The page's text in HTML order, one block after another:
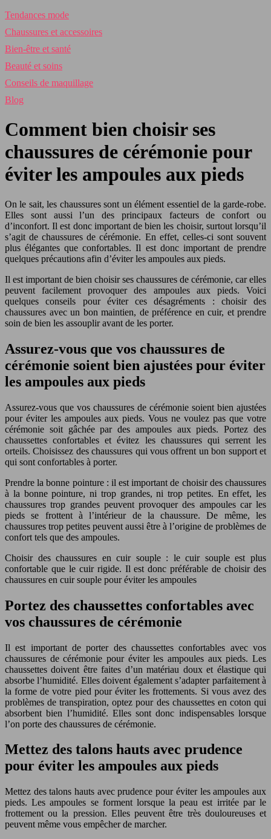
Tendances mode
Chaussures et accessoires
Bien-être et santé
Beauté et soins
Conseils de maquillage
Blog
Comment bien choisir ses
chaussures de cérémonie pour
éviter les ampoules aux pieds
On le sait, les chaussures sont un élément essentiel de la garde-robe.
Elles sont aussi l’un des principaux facteurs de confort ou
d’inconfort. Il est donc important de bien les choisir, surtout lorsqu’il
s’agit de chaussures de cérémonie. En effet, celles-ci sont souvent
plus élégantes que confortables. Il est donc important de prendre
quelques précautions afin d’éviter les ampoules aux pieds.
Il est important de bien choisir ses chaussures de cérémonie, car elles
peuvent facilement provoquer des ampoules aux pieds. Voici
quelques conseils pour éviter ces désagréments : choisir des
chaussures avec un bon maintien, de préférence en cuir, et prendre
soin de bien les assouplir avant de les porter.
Assurez-vous que vos chaussures de
cérémonie soient bien ajustées pour éviter
les ampoules aux pieds
Assurez-vous que vos chaussures de cérémonie soient bien ajustées
pour éviter les ampoules aux pieds. Vous ne voulez pas que votre
cérémonie soit gâchée par des ampoules aux pieds. Portez des
chaussettes confortables et évitez les chaussures qui serrent les
orteils. Choisissez des chaussures qui vous offrent un bon support et
qui sont confortables à porter.
Prendre la bonne pointure : il est important de choisir des chaussures
à la bonne pointure, ni trop grandes, ni trop petites. En effet, les
chaussures trop grandes peuvent provoquer des ampoules car les
pieds se frottent à l’intérieur de la chaussure. De même, les
chaussures trop petites peuvent aussi être à l’origine de problèmes de
confort tels que des ampoules.
Choisir des chaussures en cuir souple : le cuir souple est plus
confortable que le cuir rigide. Il est donc préférable de choisir des
chaussures en cuir souple pour éviter les ampoules
Portez des chaussettes confortables avec
vos chaussures de cérémonie
Il est important de porter des chaussettes confortables avec vos
chaussures de cérémonie pour éviter les ampoules aux pieds. Les
chaussettes doivent être faites d’un matériau doux et élastique qui
absorbe l’humidité. Elles doivent également s’adapter parfaitement à
la forme de votre pied pour éviter les frottements. Si vous avez des
problèmes de transpiration, optez pour des chaussettes en coton qui
absorbent bien l’humidité. Elles sont donc indispensables lorsque
l’on porte des chaussures de cérémonie.
Mettez des talons hauts avec prudence
pour éviter les ampoules aux pieds
Mettez des talons hauts avec prudence pour éviter les ampoules aux
pieds. Les ampoules se forment lorsque la peau est irritée par le
frottement ou la pression. Elles peuvent être très douloureuses et
peuvent même vous empêcher de marcher.